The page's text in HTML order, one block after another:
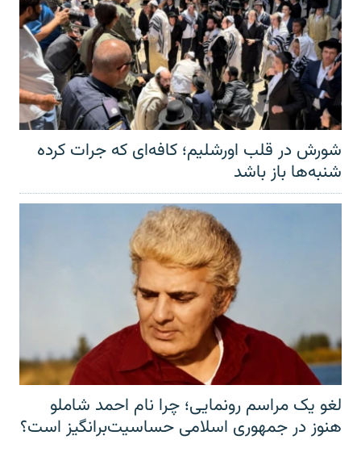
شورش در قلب اورشلیم؛ کافه‌ای که جرات کرده
شنبه‌ها باز باشد
لغو یک مراسم رونمایی؛ چرا نام احمد شاملو
هنوز در جمهوری اسلامی حساسیت‌برانگیز است؟